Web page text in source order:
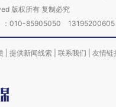
版权所有 复制必究
：010-85905050
提供新闻线索 联系我们 友情链